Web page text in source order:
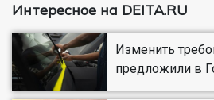
Интересное на DEITA.RU
Изменить
предложили в